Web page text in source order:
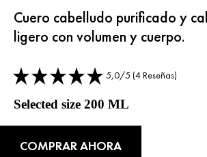
Cuero cabelludo purificado y
ligero con volumen y cuerpo.
5,0/5 (4 Reseñas)
Selected size 200 ML
COMPRAR AHORA